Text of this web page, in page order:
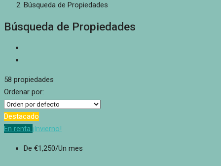
Búsqueda de Propiedades
Búsqueda de Propiedades
58 propiedades
Ordenar por:
Destacado
En renta ¡Invierno!
De €1,250/Un mes